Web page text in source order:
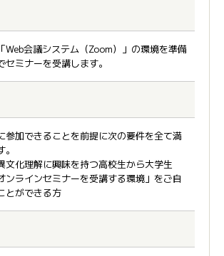
Web会議システム（Zoom）」の環境を準備
セミナーを受講します。
参加できることを前提に次の要件を全て満
文化理解に興味を持つ高校生から大学生
ンラインセミナーを受講する環境」をご自
とができる方